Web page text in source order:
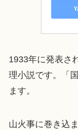
1933年に発表さ
理小説です。「
ます。
山火事に巻き込